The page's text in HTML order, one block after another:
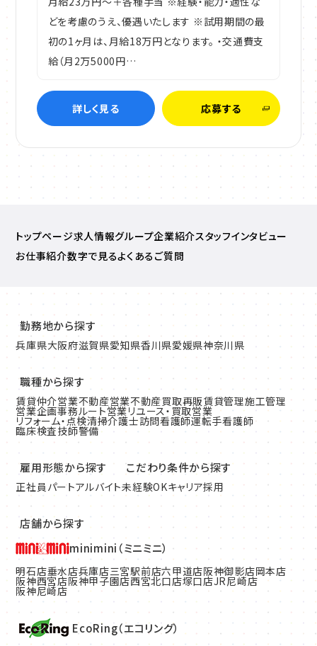
どを考慮のうえ、優遇いたします ※試用期間の最
初の1ヶ月は、月給18万円となります。 ・交通費支
給（月2万5000円…
詳しく見る 応募する
トップページ求人情報グループ企業紹介スタッフインタビュー
お仕事紹介数字で見るよくあるご質問
勤務地から探す
兵庫県大阪府滋賀県愛知県香川県愛媛県神奈川県
職種から探す
賃貸仲介営業不動産営業不動産買取再販賃貸管理施工管理
営業企画事務ルート営業リユース・買取営業
リフォーム・点検清掃介護士訪問看護師運転手看護師
臨床検査技師警備
雇用形態から探す
正社員 パートアルバイト
こだわり条件から探す
未経験OKキャリア採用
店舗から探す
minimini（ミニミニ）
明石店垂水店兵庫店三宮駅前店六甲道店阪神御影店岡本店
阪神西宮店阪神甲子園店西宮北口店塚口店JR尼崎店
阪神尼崎店
EcoRing（エコリング）